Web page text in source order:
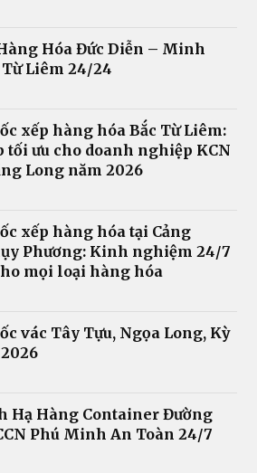
Hóa Đức Diễn – Minh
Liêm 24/24
xếp hàng hóa Bắc Từ Liêm:
tối ưu cho doanh nghiệp KCN
Long năm 2026
xếp hàng hóa tại Cảng
Phương: Kinh nghiệm 24/7
mọi loại hàng hóa
vác Tây Tựu, Ngọa Long, Kỳ
Hạ Hàng Container Đường
Phú Minh An Toàn 24/7